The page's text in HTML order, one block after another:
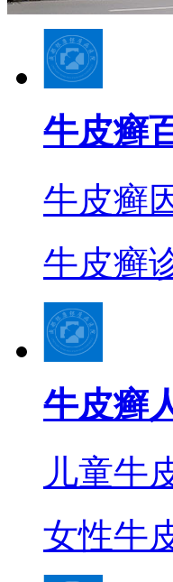
牛皮癣
牛皮癣
牛皮癣
牛皮癣
儿童牛
女性牛